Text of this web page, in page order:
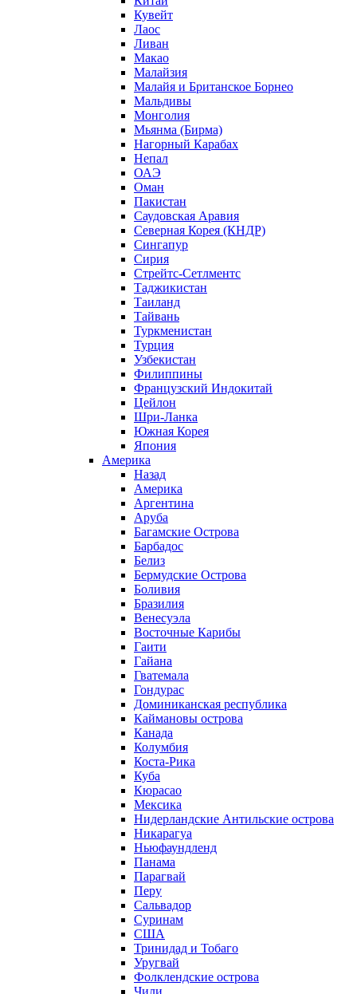
Кувейт
Лаос
Ливан
Макао
Малайзия
Малайя и Британское Борнео
Мальдивы
Монголия
Мьянма (Бирма)
Нагорный Карабах
Непал
ОАЭ
Оман
Пакистан
Саудовская Аравия
Северная Корея (КНДР)
Сингапур
Сирия
Стрейтс-Сетлментс
Таджикистан
Таиланд
Тайвань
Туркменистан
Турция
Узбекистан
Филиппины
Французский Индокитай
Цейлон
Шри-Ланка
Южная Корея
Япония
Америка
Назад
Америка
Аргентина
Аруба
Багамские Острова
Барбадос
Белиз
Бермудские Острова
Боливия
Бразилия
Венесуэла
Восточные Карибы
Гаити
Гайана
Гватемала
Гондурас
Доминиканская республика
Каймановы острова
Канада
Колумбия
Коста-Рика
Куба
Кюрасао
Мексика
Нидерландские Антильские острова
Никарагуа
Ньюфаундленд
Панама
Парагвай
Перу
Сальвадор
Суринам
США
Тринидад и Тобаго
Уругвай
Фолклендские острова
Чили